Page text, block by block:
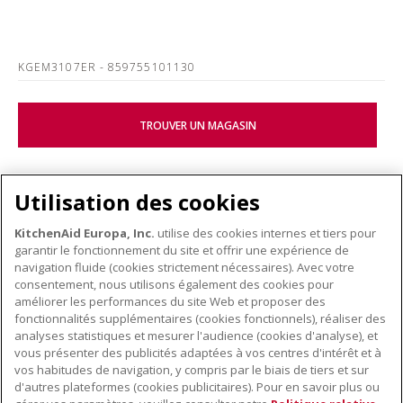
KGEM3107ER - 859755101130
TROUVER UN MAGASIN
KITCHENWARE
À PROPOS DE KITCHENAID
À propos de KitchenAid
Histoire de la marque
NOS PRODUITS
Utilisation des cookies
KitchenAid Europa, Inc. utilise des cookies internes et tiers pour
garantir le fonctionnement du site et offrir une expérience de
navigation fluide (cookies strictement nécessaires). Avec votre
consentement, nous utilisons également des cookies pour
améliorer les performances du site Web et proposer des
fonctionnalités supplémentaires (cookies fonctionnels), réaliser des
analyses statistiques et mesurer l'audience (cookies d'analyse), et
vous présenter des publicités adaptées à vos centres d'intérêt et à
vos habitudes de navigation, y compris par le biais de tiers et sur
d'autres plateformes (cookies publicitaires). Pour en savoir plus ou